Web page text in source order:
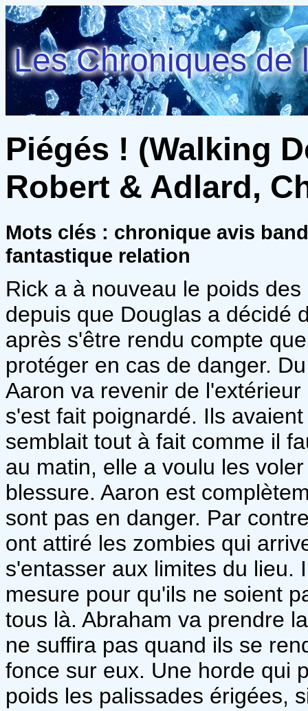
Les Chroniques de
Piégés ! (Walking
Robert & Adlard,
Mots clés : chronique avis
fantastique relation
Rick a à nouveau le poids
depuis que Douglas a décidé
après s'être rendu compte
protéger en cas de danger.
Aaron va revenir de
s'est fait poignardé. Ils
semblait tout à fait comme il
au matin, elle a voulu les
blessure. Aaron est
sont pas en danger. Par
ont attiré les zombies qui
s'entasser aux limites du lieu.
mesure pour qu'ils ne soient
tous là. Abraham va prendre
ne suffira pas quand ils se
fonce sur eux. Une horde qui
poids les palissades érigées,